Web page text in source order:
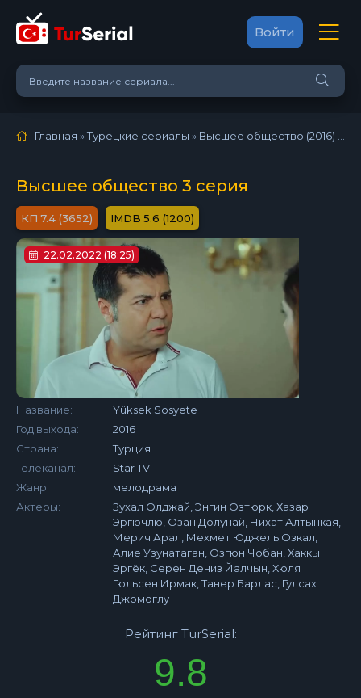
Войти
Главная »Турецкие сериалы » Высшее общество (2016)
Высшее общество 3 серия
7.4 (3652) 5.6 (1200)
22.02.2022 (18:25)
Название:
Yüksek Sosyete
Год выхода:
2016
Страна:
Турция
Телеканал:
Star TV
Жанр:
мелодрама
Актеры:
Зухал Олджай, Энгин Озтюрк, Хазар
Эргючлю, Озан Долунай, Нихат Алтынкая,
Мерич Арал, Мехмет Юджель Озкал,
Алие Узунатаган, Озгюн Чобан, Хаккы
Эргёк, Серен Дениз Йалчын, Хюля
Гюльсен Ирмак, Танер Барлас, Гулсах
Джомоглу
Рейтинг TurSerial:
9.8